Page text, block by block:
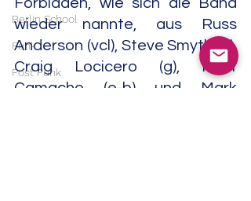
Berlin School
Punk
Post Punk
Forbidden, wie sich die Band
wieder nannte, aus Russ
Anderson (vcl), Steve Smyth (g),
Craig Locicero (g), Matt
Camacho (e-b) und Mark